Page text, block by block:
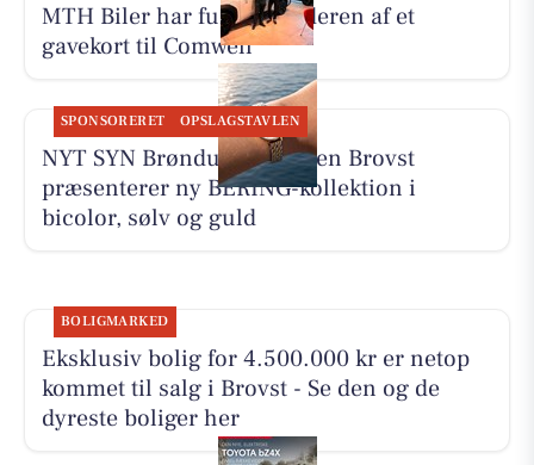
MTH Biler har fundet vinderen af et
gavekort til Comwell
SPONSORERET OPSLAGSTAVLEN
NYT SYN Brøndum Jeppesen Brovst
præsenterer ny BERING-kollektion i
bicolor, sølv og guld
BOLIGMARKED
Eksklusiv bolig for 4.500.000 kr er netop
kommet til salg i Brovst - Se den og de
dyreste boliger her